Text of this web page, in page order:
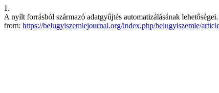
1.
A nyílt forrásból származó adatgyűjtés automatizálásának
from: https://belugyiszemlejournal.org/index.php/belugyiszemle/